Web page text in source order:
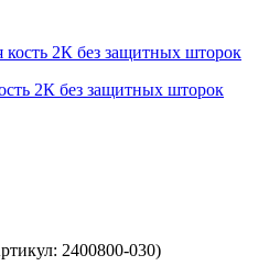
2К без защитных шторок
2400800-030)